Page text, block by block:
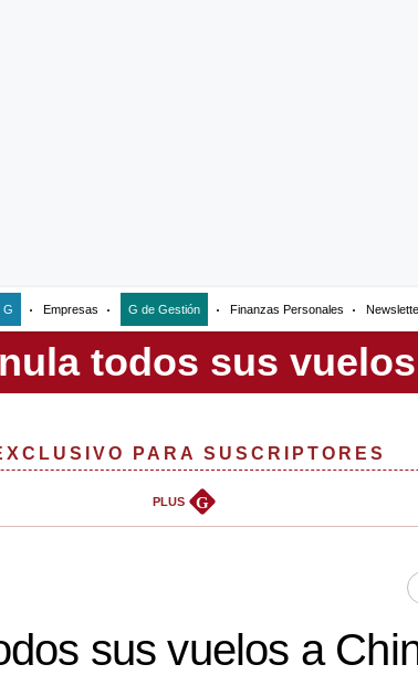
G Empresas G de Gestión Finanzas Personales
PARA SUSCRIPTORES
PLUS G
sus vuelos a